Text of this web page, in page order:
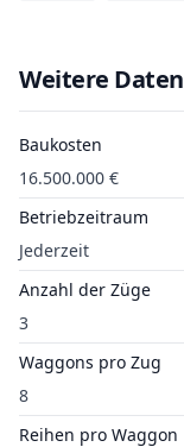
Weitere Daten
Baukosten
16.500.000 €
Betriebzeitraum
Jederzeit
Anzahl der Züge
3
Waggons pro Zug
8
Reihen pro Waggon